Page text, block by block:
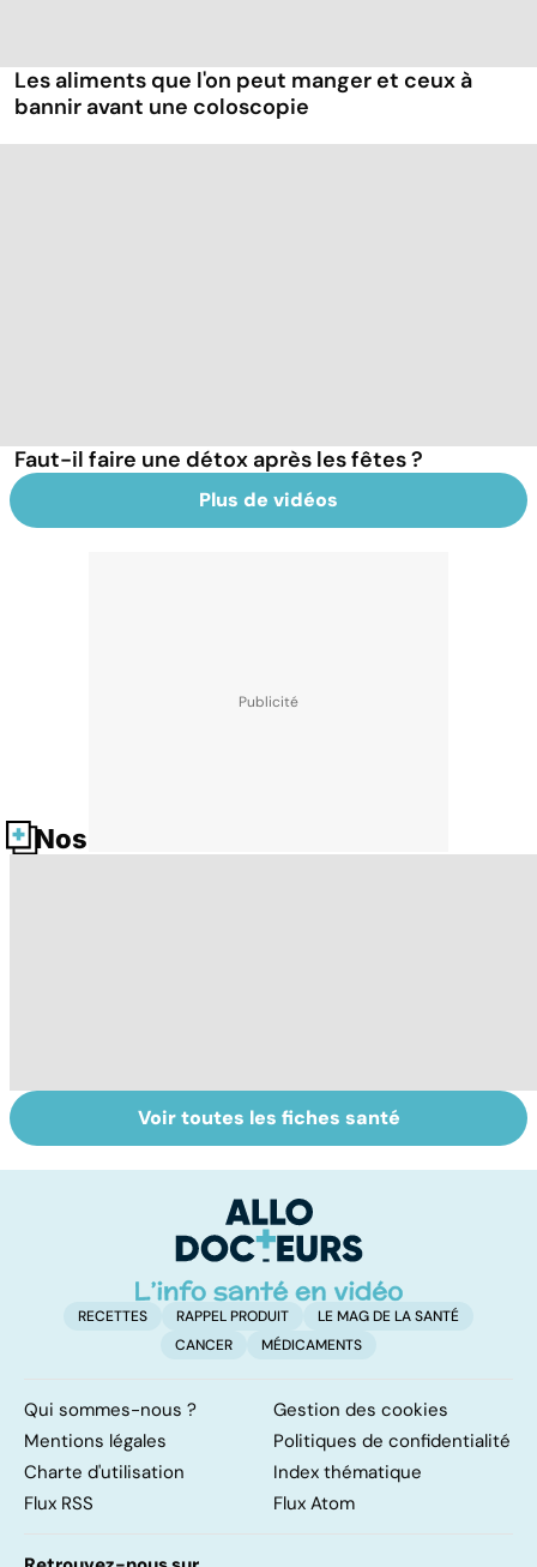
Les aliments que l'on peut manger et ceux à
bannir avant une coloscopie
Faut-il faire une détox après les fêtes ?
Plus de vidéos
Nos fiches santé
Tout savoir sur le
cerveau
Staphylocoque
doré : une
surveillance
Voir toutes les fiches santé
RECETTES RAPPEL PRODUIT
LE MAG DE LA SANTÉ
CANCER
MÉDICAMENTS
Qui sommes-nous ?
Gestion des cookies
Mentions légales
Politiques de confidentialité
Charte d'utilisation
Index thématique
Flux RSS
Flux Atom